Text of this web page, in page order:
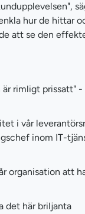
hur de hittar
att se den
rimligt prissatt" -
i vår
inom IT-
att
det här briljanta